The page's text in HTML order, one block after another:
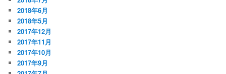
2018年6月
2018年5月
2017年12月
2017年11月
2017年10月
2017年9月